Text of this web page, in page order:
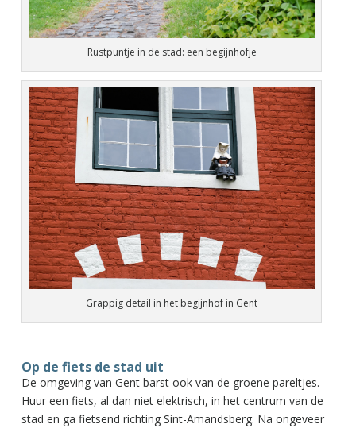
Rustpuntje in de stad: een begijnhofje
Grappig detail in het begijnhof in Gent
Op de fiets de stad uit
De omgeving van Gent barst ook van de groene pareltjes.
Huur een fiets, al dan niet elektrisch, in het centrum van de
stad en ga fietsend richting Sint-Amandsberg. Na ongeveer